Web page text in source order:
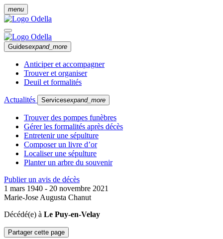
menu
Guidesexpand_more
Anticiper et accompagner
Trouver et organiser
Deuil et formalités
Actualités Servicesexpand_more
Trouver des pompes funèbres
Gérer les formalités après décès
Entretenir une sépulture
Composer un livre d’or
Localiser une sépulture
Planter un arbre du souvenir
Publier un avis de décès
1 mars 1940 - 20 novembre 2021
Marie-Jose Augusta Chanut
Décédé(e) à Le Puy-en-Velay
Partager cette page